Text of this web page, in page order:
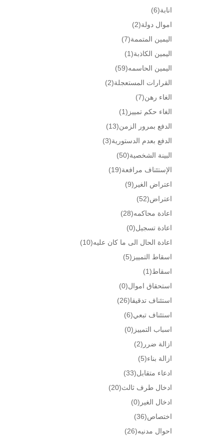
انابة(6)
اموال دولة(2)
اليمين المتممة(7)
اليمين الكاذبة(1)
اليمين الحاسمه(59)
القرارات المستعجلة(2)
الغاء رهن(7)
الغاء حكم تمييز (1)
الدفع بمرور الزمن(13)
الدفع بعدم الدستورية(3)
البينة الشخصية(50)
الإستئناف مرافعة(19)
اعتراض الغير (9)
اعتراض(52)
اعادة محاكمه(28)
اعادة تسجيل(0)
اعادة الحال الى ما كان عليه(10)
اسقاط التمييز (5)
اسقاط(1)
استحقاق اموال(0)
استئناف تدقيقا(26)
استئناف تبعي(6)
اسباب التمييز (0)
ازالة ضرر (2)
ازالة بناء(5)
ادعاء متقابل(33)
ادخال طرف ثالث(20)
ادخال الغير (0)
اختصاص(36)
احوال مدنيه(26)